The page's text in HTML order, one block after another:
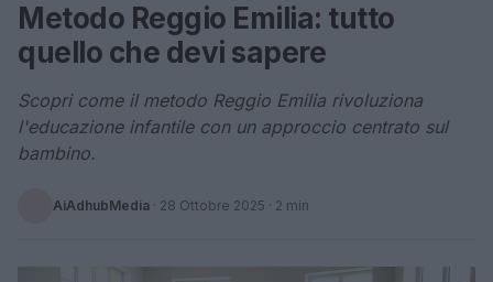
Metodo Reggio Emilia: tutto
quello che devi sapere
Scopri come il metodo Reggio Emilia rivoluziona
l'educazione infantile con un approccio centrato sul
bambino.
AiAdhubMedia · 28 Ottobre 2025 · 2 min